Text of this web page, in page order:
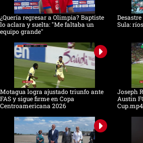
¿Quería regresar a Olimpia? Baptiste
lo aclara y suelta: "Me faltaba un
equipo grande"
Sula:
Motagua logra ajustado triunfo ante
FAS y sigue firme en Copa
Centroamericana 2026
Joseph
Austin
Cup.mp4